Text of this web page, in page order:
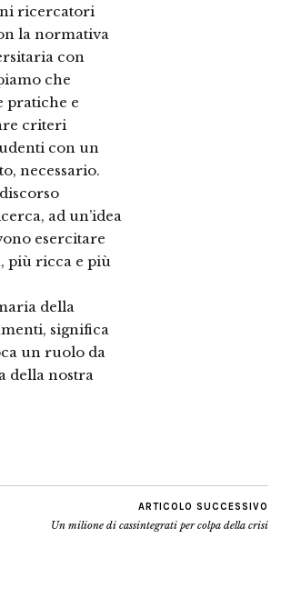
ricercatori
la normativa
con
che
pratiche e
criteri
con un
necessario.
ad un’idea
esercitare
più ricca e più
della
significa
un ruolo da
della nostra
ARTICOLO SUCCESSIVO
Un milione di cassintegrati per colpa della crisi